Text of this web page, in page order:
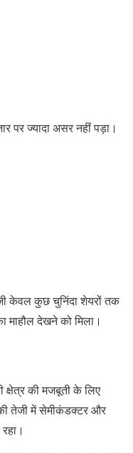
पर ज्यादा असर नहीं पड़ा।
केवल कुछ चुनिंदा शेयरों तक
माहौल देखने को मिला।
की मजबूती के लिए
तेजी में सेमीकंडक्टर और